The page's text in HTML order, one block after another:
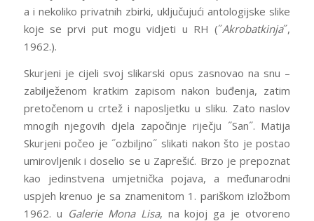
a i nekoliko privatnih zbirki, uključujući antologijske slike
koje se prvi put mogu vidjeti u RH (˝Akrobatkinja˝,
1962.).
Skurjeni je cijeli svoj slikarski opus zasnovao na snu –
zabilježenom kratkim zapisom nakon buđenja, zatim
pretočenom u crtež i naposljetku u sliku. Zato naslov
mnogih njegovih djela započinje riječju ˝San˝. Matija
Skurjeni počeo je ˝ozbiljno˝ slikati nakon što je postao
umirovljenik i doselio se u Zaprešić. Brzo je prepoznat
kao jedinstvena umjetnička pojava, a međunarodni
uspjeh krenuo je sa znamenitom 1. pariškom izložbom
1962. u Galerie Mona Lisa, na kojoj ga je otvoreno